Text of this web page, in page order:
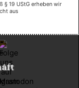
§ 19 UStG erheben wir
aus